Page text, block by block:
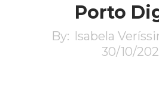
Porto
By: Isabela
30/10/